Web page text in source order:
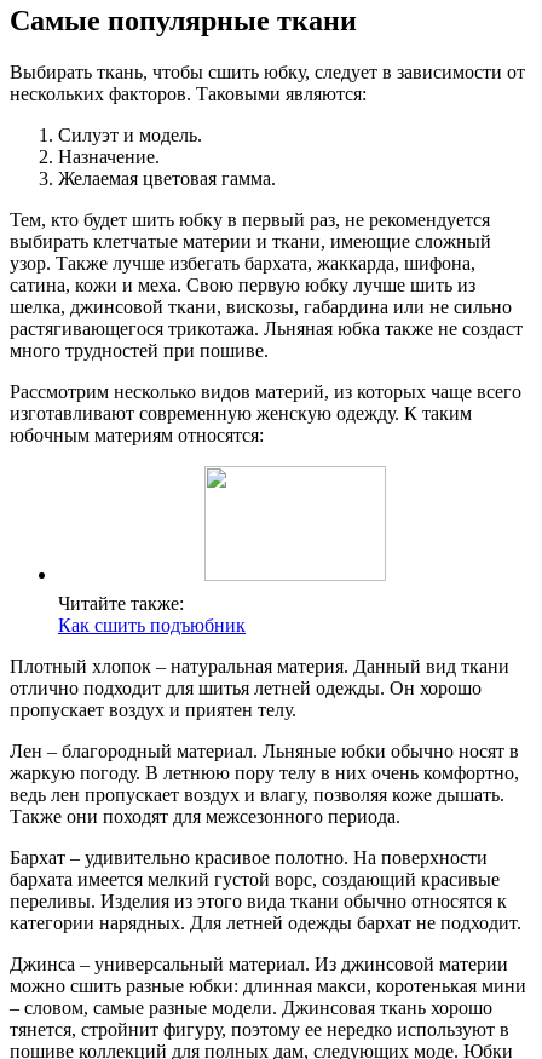
Самые популярные ткани
Выбирать ткань, чтобы сшить юбку, следует в зависимости от
нескольких факторов. Таковыми являются:
Силуэт и модель.
Назначение.
Желаемая цветовая гамма.
Тем, кто будет шить юбку в первый раз, не рекомендуется
выбирать клетчатые материи и ткани, имеющие сложный
узор. Также лучше избегать бархата, жаккарда, шифона,
сатина, кожи и меха. Свою первую юбку лучше шить из
шелка, джинсовой ткани, вискозы, габардина или не сильно
растягивающегося трикотажа. Льняная юбка также не создаст
много трудностей при пошиве.
Рассмотрим несколько видов материй, из которых чаще всего
изготавливают современную женскую одежду. К таким
юбочным материям относятся:
Читайте также:
Как сшить подъюбник
Плотный хлопок – натуральная материя. Данный вид ткани
отлично подходит для шитья летней одежды. Он хорошо
пропускает воздух и приятен телу.
Лен – благородный материал. Льняные юбки обычно носят в
жаркую погоду. В летнюю пору телу в них очень комфортно,
ведь лен пропускает воздух и влагу, позволяя коже дышать.
Также они походят для межсезонного периода.
Бархат – удивительно красивое полотно. На поверхности
бархата имеется мелкий густой ворс, создающий красивые
переливы. Изделия из этого вида ткани обычно относятся к
категории нарядных. Для летней одежды бархат не подходит.
Джинса – универсальный материал. Из джинсовой материи
можно сшить разные юбки: длинная макси, коротенькая мини
– словом, самые разные модели. Джинсовая ткань хорошо
тянется, стройнит фигуру, поэтому ее нередко используют в
пошиве коллекций для полных дам, следующих моде. Юбки